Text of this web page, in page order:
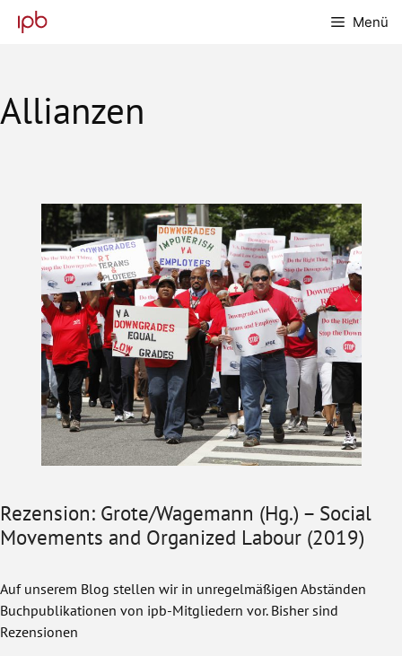
Inhalt
Menü
Allianzen
Rezension: Grote/Wagemann (Hg.) – Social
Movements and Organized Labour (2019)
Auf unserem Blog stellen wir in unregelmäßigen Abständen
Buchpublikationen von ipb-Mitgliedern vor. Bisher sind
Rezensionen